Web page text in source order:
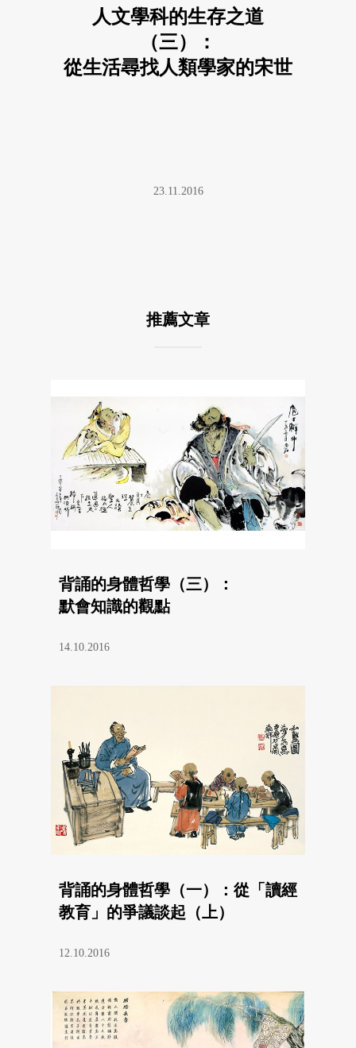
人文學科的生存之道
（三）：
從生活尋找人類學家的宋世
23.11.2016
推薦文章
背誦的身體哲學（三）：
默會知識的觀點
14.10.2016
背誦的身體哲學（一）：從「讀經
教育」的爭議談起（上）
12.10.2016